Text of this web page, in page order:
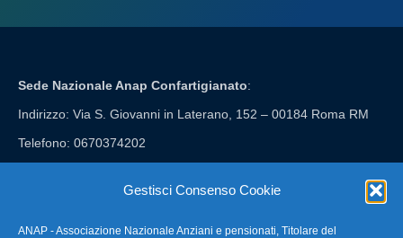
Gestisci Consenso Cookie
ANAP - Associazione Nazionale Anziani e pensionati, Titolare del
Sede Nazionale Anap Confartigianato:
Indirizzo: Via S. Giovanni in Laterano, 152 – 00184 Roma RM
Telefono: 0670374202